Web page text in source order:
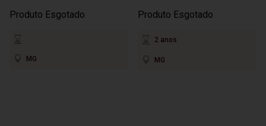
Produto Esgotado
MG
Produto Esgotado
2 anos
MG